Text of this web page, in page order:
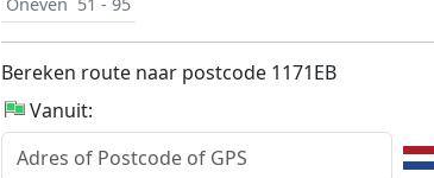
Bereken route naar postcode 1171EB
Vanuit: